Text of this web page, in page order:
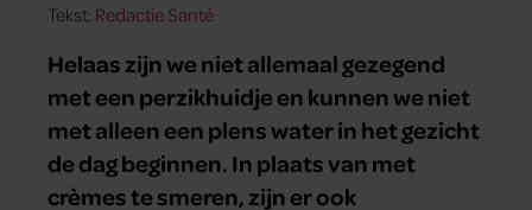
Tekst: Redactie Santé
Helaas zijn we niet allemaal gezegend
met een perzikhuidje en kunnen we niet
met alleen een plens water in het gezicht
de dag beginnen. In plaats van met
crèmes te smeren, zijn er ook